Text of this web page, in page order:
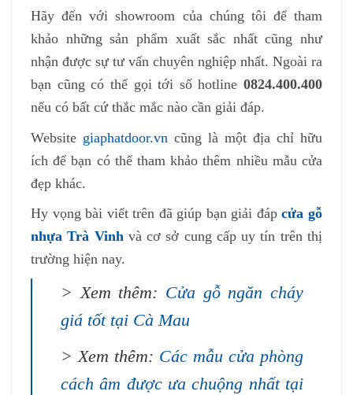
Hãy đến với showroom của chúng tôi để tham
khảo những sản phẩm xuất sắc nhất cũng như
nhận được sự tư vấn chuyên nghiệp nhất. Ngoài ra
bạn cũng có thể gọi tới số hotline 0824.400.400
nếu có bất cứ thắc mắc nào cần giải đáp.
Website giaphatdoor.vn cũng là một địa chỉ hữu
ích để bạn có thể tham khảo thêm nhiều mẫu cửa
đẹp khác.
Hy vọng bài viết trên đã giúp bạn giải đápcửa gỗ
nhựa Trà Vinh và cơ sở cung cấp uy tín trên thị
trường hiện nay.
> Xem thêm: Cửa gỗ ngăn cháy
giá tốt tại Cà Mau
> Xem thêm: Các mẫu cửa phòng
cách âm được ưa chuộng nhất tại